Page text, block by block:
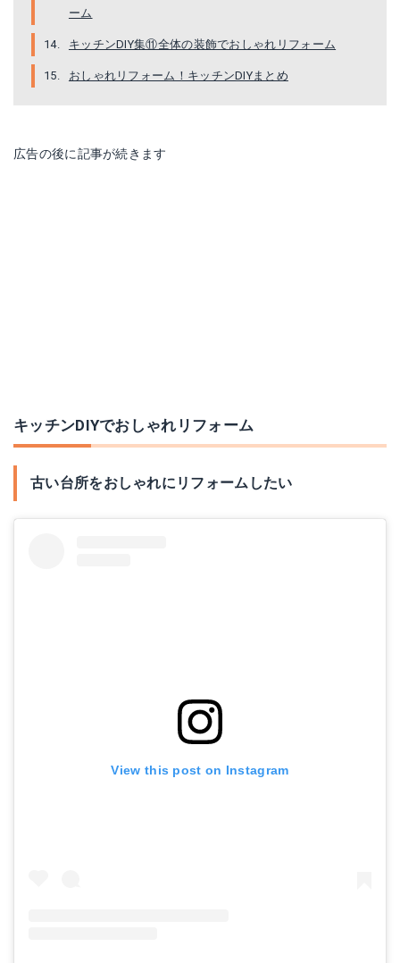
ーム
キッチンDIY集⑪全体の装飾でおしゃれリフォーム
おしゃれリフォーム！キッチンDIYまとめ
広告の後に記事が続きます
キッチンDIYでおしゃれリフォーム
古い台所をおしゃれにリフォームしたい
View this post on Instagram